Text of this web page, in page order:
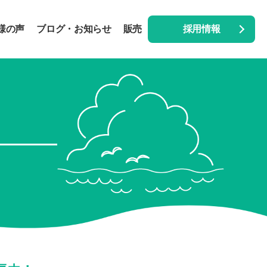
の声 ブログ・お知らせ 販売 採用情報